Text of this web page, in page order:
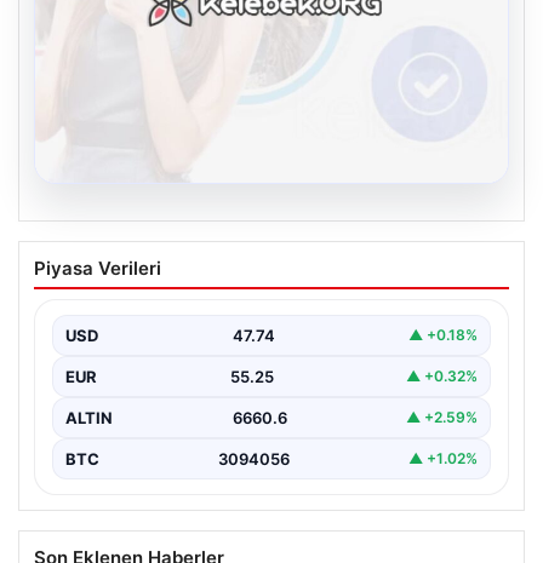
Kelebek sohbet platformu İle Dijital
İletişimin Güvenli Adresi Ve Chat
İnternet çağında bireylerin seviyeli bir biçimde iletişim
birçok…
Piyasa Verileri
USD 47.74 ▲ +0.18%
EUR 55.25 ▲ +0.32%
ALTIN 6660.6 ▲ +2.59%
BTC 3094056 ▲ +1.02%
Son Eklenen Haberler